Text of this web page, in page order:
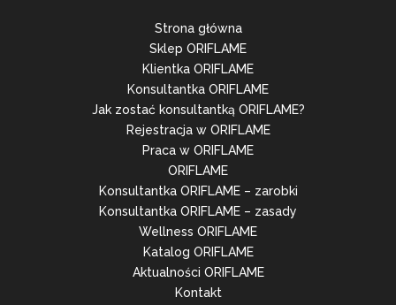
Strona główna
Sklep ORIFLAME
Klientka ORIFLAME
Konsultantka ORIFLAME
Jak zostać konsultantką ORIFLAME?
Rejestracja w ORIFLAME
Praca w ORIFLAME
ORIFLAME
Konsultantka ORIFLAME – zarobki
Konsultantka ORIFLAME – zasady
Wellness ORIFLAME
Katalog ORIFLAME
Aktualności ORIFLAME
Kontakt